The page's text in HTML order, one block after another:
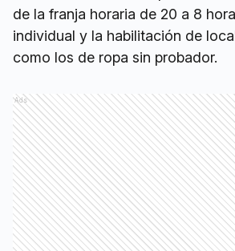
de la franja horaria de 20 a 8
individual y la habilitación de
como los de ropa sin probador.
Ads